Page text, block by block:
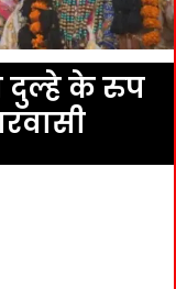
दुल्हे के रुप